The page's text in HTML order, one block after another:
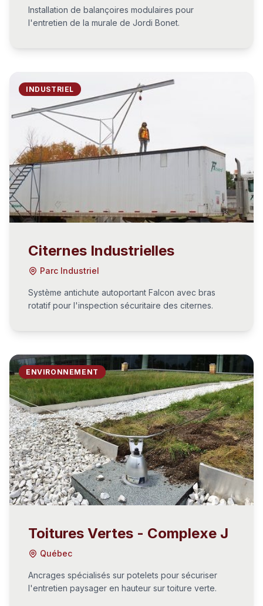
Installation de balançoires modulaires pour
l'entretien de la murale de Jordi Bonet.
INDUSTRIEL
Citernes Industrielles
Parc Industriel
Système antichute autoportant Falcon avec bras
rotatif pour l'inspection sécuritaire des citernes.
ENVIRONNEMENT
Toitures Vertes - Complexe J
Québec
Ancrages spécialisés sur potelets pour sécuriser
l'entretien paysager en hauteur sur toiture verte.